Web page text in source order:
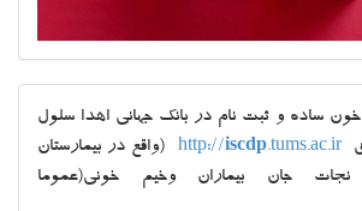
ساده و ثبت نام در بانک جهانی اهدا سلول
http://iscdp.tums.ac.ir
(واقع در بیمارستان
نجات جان بیماران وخیم خونی(عموما